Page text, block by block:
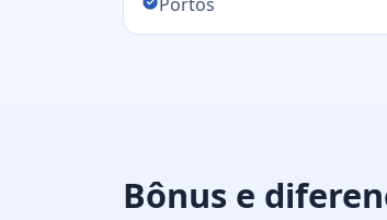
Bônus e